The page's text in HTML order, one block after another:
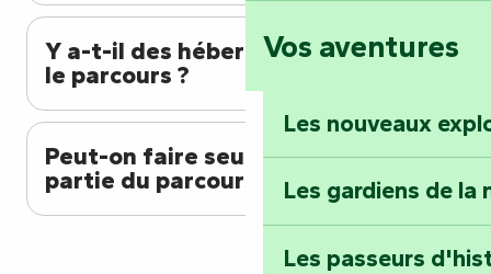
Foussais-Payré :
Faymoreau :
épopée minière
Terre d’étoiles :
Vos aventures
Les nouveaux
Les gardiens de la
Les passeurs
Y a-t-il des hébergements sur
le parcours ?
Peut-on faire seulement une
partie du parcours ?